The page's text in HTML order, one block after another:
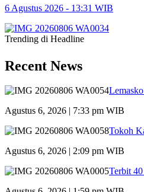
6 Agustus 2026 - 13:31 WIB
Trending di Headline
Recent News
Agustus 6, 2026 | 7:33 pm WIB
Tokoh
Agustus 6, 2026 | 2:09 pm WIB
Terbit